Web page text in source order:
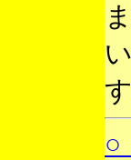
す
○